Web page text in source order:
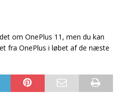
om OnePlus 11, men du kan
fra OnePlus i løbet af de næste